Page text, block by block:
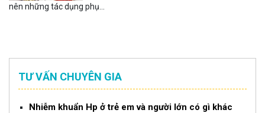
nên những tác dụng phụ...
TƯ VẤN CHUYÊN GIA
Nhiễm khuẩn Hp ở trẻ em và người lớn có gì khác